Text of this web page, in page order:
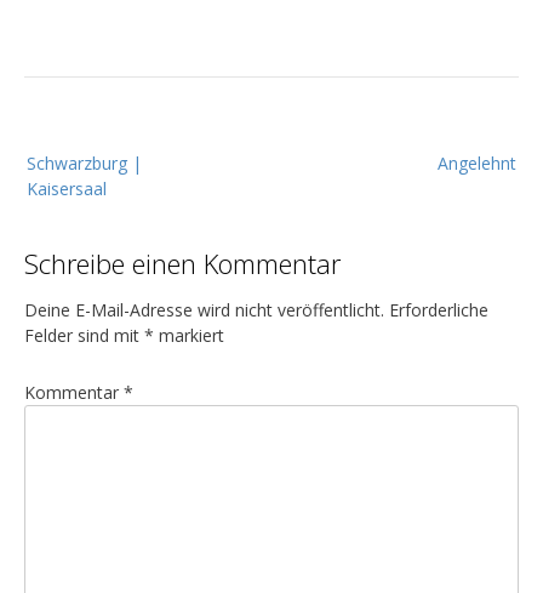
e
i
t
r
a
g
s
n
Angelehnt
Schwarzburg |
Kaisersaal
Schreibe einen Kommentar
Deine E-Mail-Adresse wird nicht veröffentlicht. Erforderliche
Felder sind mit * markiert
Kommentar *